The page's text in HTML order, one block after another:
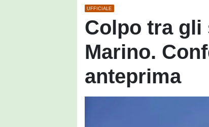
UFFICIALE
Colpo tra gli
Marino.
anteprima